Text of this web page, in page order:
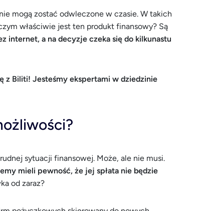
mogą zostać odwleczone w czasie. W takich
właściwie jest ten produkt finansowy? Są
internet, a na decyzje czeka się do kilkunastu
z Biliti! Jesteśmy ekspertami w dziedzinie
sytuacji finansowej. Może, ale nie musi.
mieli pewność, że jej spłata nie będzie
od zaraz?